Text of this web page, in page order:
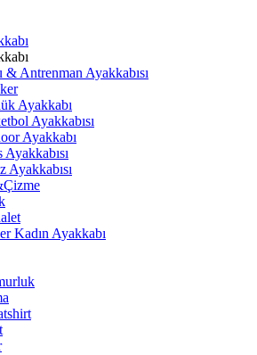
& Antrenman Ayakkabısı
Ayakkabı
Ayakkabısı
Ayakkabı
Ayakkabısı
Ayakkabısı
Kadın Ayakkabı